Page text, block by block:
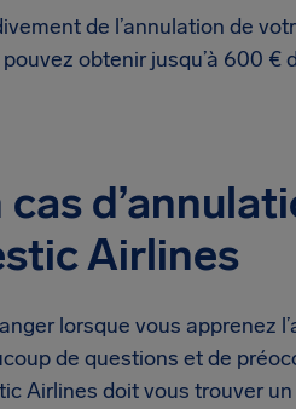
de l’annulation de
obtenir jusqu’à 600 €
Airlines
lorsque vous apprenez
de questions et de
Airlines doit vous trouver